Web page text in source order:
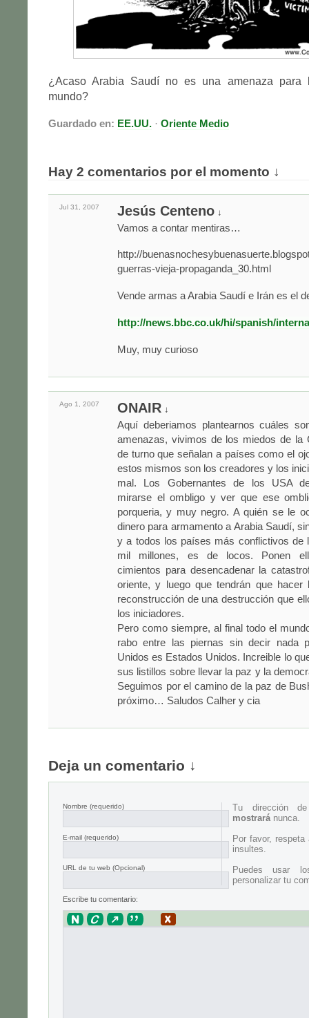
¿Acaso Arabia Saudí no es una amenaza
mundo?
Guardado en: EE.UU. · Oriente Medio
Hay 2 comentarios por el momento ↓
Jul 31, 2007 Jesús Centeno ↓
Vamos a contar mentiras…
http://
guerras-vieja-propaganda_30.html
Vende armas a Arabia Saudí e Irán es el
http://news.bbc.co.uk/hi/spanish/
Muy, muy curioso
Ago 1, 2007 ONAIR ↓
Aquí deberiamos plantearnos cuáles
amenazas, vivimos de los miedos de la
de turno que señalan a países como el
estos mismos son los creadores y los
mal. Los Gobernantes de los USA
mirarse el ombligo y ver que ese
porqueria, y muy negro. A quién se le
dinero para armamento a Arabia Saudí,
y a todos los países más conflictivos de
mil millones, es de locos. Ponen
cimientos para desencadenar la
oriente, y luego que tendrán que hacer
reconstrucción de una destrucción que
los iniciadores.
Pero como siempre, al final todo el
rabo entre las piernas sin decir nada
Unidos es Estados Unidos. Increible lo
sus listillos sobre llevar la paz y la
Seguimos por el camino de la paz de
próximo… Saludos Calher y cia
Deja un comentario ↓
Nombre (requerido)
E-mail (requerido)
URL de tu web (Opcional)
Tu dirección
mostraránunca.
Por favor,
insultes.
Puedes usar
personalizar tu
Escribe tu comentario: